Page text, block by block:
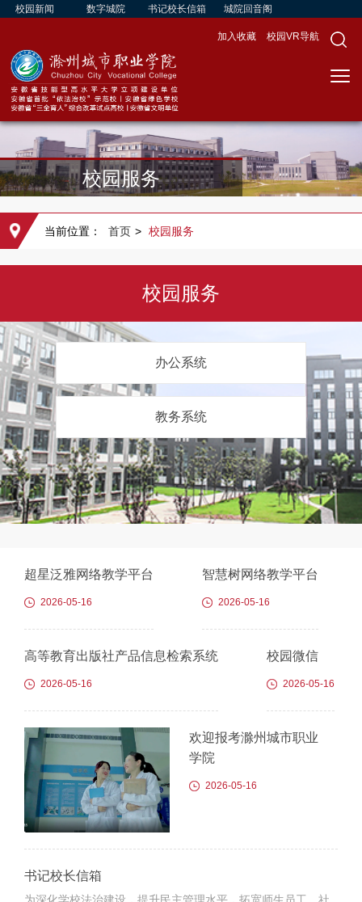
校园新闻 数字城院 书记校长信箱 城院回音阁
加入收藏 校园VR导航
校园服务
当前位置： 首页 > 校园服务
校园服务
办公系统
教务系统
超星泛雅网络教学平台
2026-05-16
智慧树网络教学平台
2026-05-16
高等教育出版社产品信息检索系统
2026-05-16
校园微信
2026-05-16
欢迎报考滁州城市职业
学院
2026-05-16
书记校长信箱